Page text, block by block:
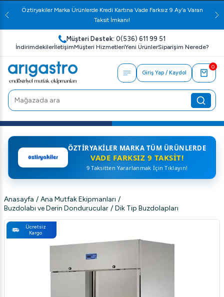
Öztiryakiler Marka Ürünlerde Kredi Kartına Vade Farksız 9 Ay'a Varan
Taksit İmkanı!
Müşteri Destek: 0(536) 611 99 51
İndirimdekilerİletişimMüşteri HizmetleriYeni ÜrünlerSiparişim Nerede?
Giriş Yap / Kaydol
0
ÖZTIRYAKILER MARKA TÜM ÜRÜNLERDE
VADE FARKSIZ 9 TAKSIT!
9 Taksitten Yararlanmak İçin Tıklayın!
Anasayfa / Ana Mutfak Ekipmanları /
Buzdolabı ve Derin Dondurucular / Dik Tip Buzdolapları
Ücretsiz
Kargo